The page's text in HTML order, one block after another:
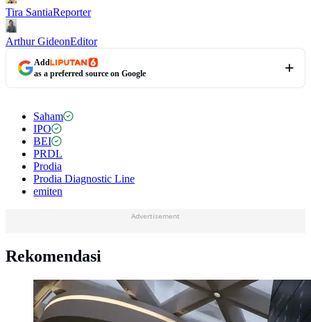
Tira SantiaReporter
Arthur GideonEditor
Add
as a preferred source on Google
Saham
IPO
BEI
PRDL
Prodia
Prodia Diagnostic Line
emiten
Advertisement
Rekomendasi